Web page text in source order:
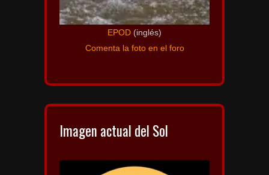
EPOD (inglés)
Comenta la foto en el foro
Imagen actual del Sol